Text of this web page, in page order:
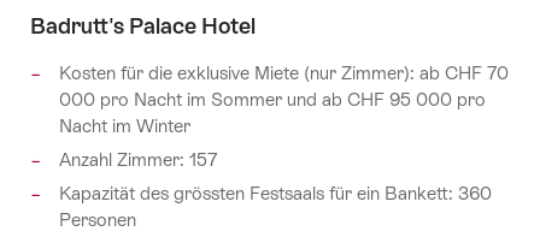
Badrutt's Palace Hotel
Kosten für die exklusive Miete (nur Zimmer): ab CHF 70
000 pro Nacht im Sommer und ab CHF 95 000 pro
Nacht im Winter
Anzahl Zimmer: 157
Kapazität des grössten Festsaals für ein Bankett: 360
Personen